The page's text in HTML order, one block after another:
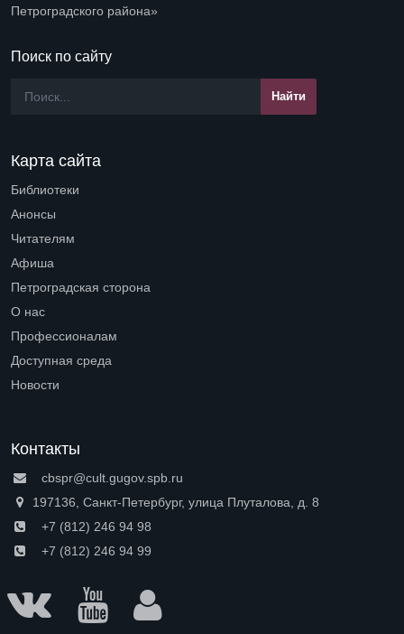
Петроградского района»
Поиск по сайту
Карта сайта
Библиотеки
Анонсы
Читателям
Афиша
Петроградская сторона
О нас
Профессионалам
Доступная среда
Новости
Контакты
cbspr@cult.gugov.spb.ru
197136, Санкт-Петербург, улица Плуталова, д. 8
+7 (812) 246 94 98
+7 (812) 246 94 99